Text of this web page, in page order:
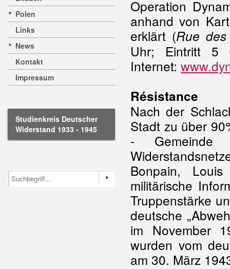
Polen
Links
News
Kontakt
Impressum
Studienkreis Deutscher
Widerstand 1933 - 1945
Operation
anhand von
erklärt (Rue
Uhr; Eintritt
Internet:
Résistance
Nach der
Stadt zu über
- Gemeinde
Bonpain,
militärische
Truppenstärke
deutsche
im November
wurden vom
am 30. März